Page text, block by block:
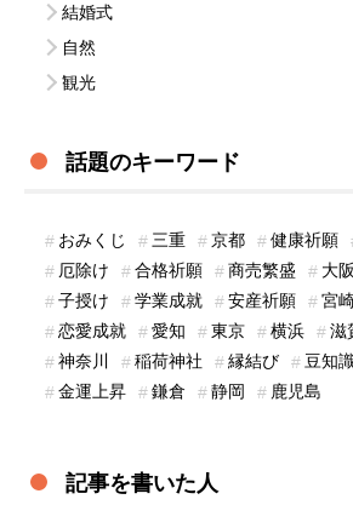
結婚式
自然
観光
話題のキーワード
おみくじ 三重 京都 健康祈願
厄除け
合格祈願 商売繁盛 大阪
子授け
学業成就 安産祈願 宮
恋愛成就
愛知 東京 横浜 滋
神奈川
稲荷神社 縁結び 豆知
金運上昇
鎌倉 静岡 鹿児島
記事を書いた人